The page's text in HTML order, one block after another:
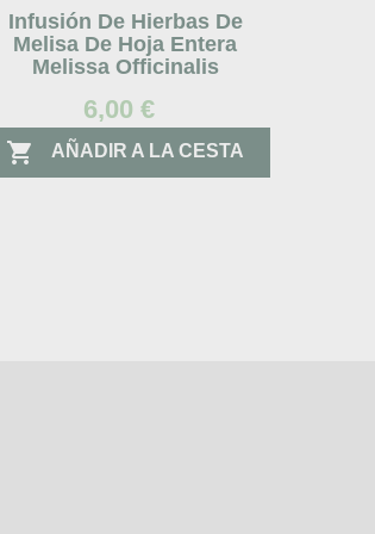
Infusión De Hierbas De
Melisa De Hoja Entera
Melissa Officinalis
6,00 €
 AÑADIR A LA CESTA